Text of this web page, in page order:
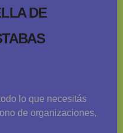
DE
lo que necesitás
de organizaciones,